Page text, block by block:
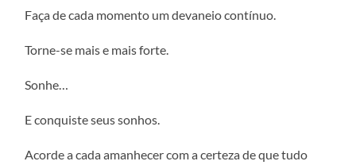
Faça de cada momento um devaneio contínuo.
Torne-se mais e mais forte.
Sonhe…
E conquiste seus sonhos.
Acorde a cada amanhecer com a certeza de que tudo